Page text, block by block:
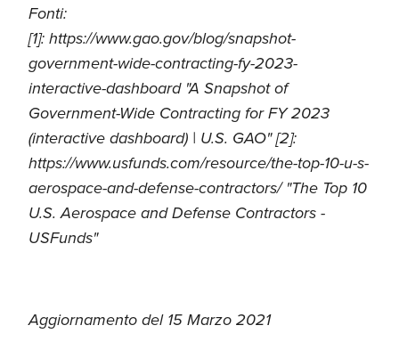
Fonti:
[1]: https://www.gao.gov/blog/snapshot-
government-wide-contracting-fy-2023-
interactive-dashboard "A Snapshot of
Government-Wide Contracting for FY 2023
(interactive dashboard) | U.S. GAO" [2]:
https://www.usfunds.com/resource/the-top-10-u-s-
aerospace-and-defense-contractors/ "The Top 10
U.S. Aerospace and Defense Contractors -
USFunds"
Aggiornamento del 15 Marzo 2021